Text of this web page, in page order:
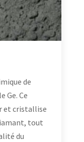
de
Ge. Ce
et cristallise
tout
du